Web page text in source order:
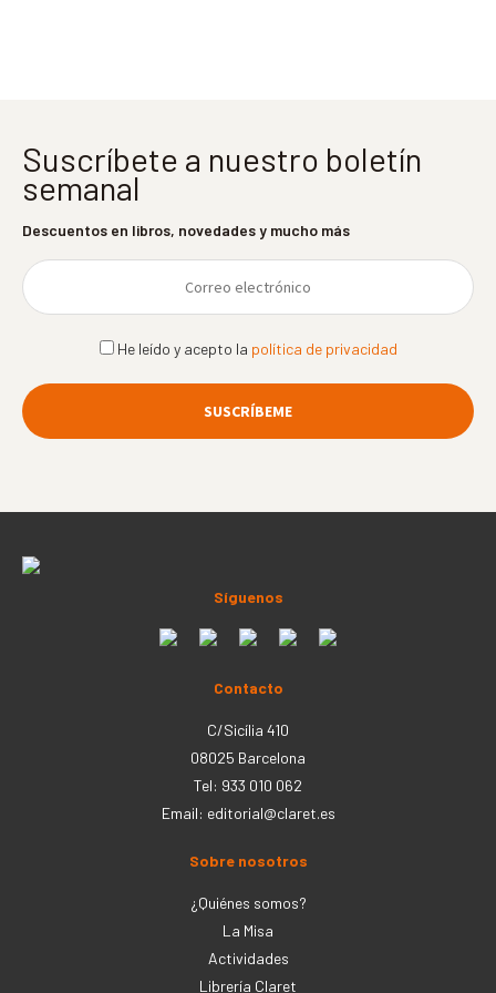
Suscríbete a nuestro boletín
semanal
Descuentos en libros, novedades y mucho más
He leído y acepto la política de privacidad
Síguenos
Contacto
C/Sicília 410
08025 Barcelona
Tel: 933 010 062
Email: editorial@claret.es
Sobre nosotros
¿Quiénes somos?
La Misa
Actividades
Librería Claret